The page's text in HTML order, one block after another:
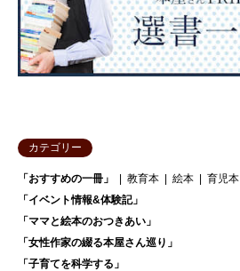
カテゴリー
「おすすめの一冊」 教育本 絵本
育児本
「イベント情報&体験記」
「ママと絵本のおつきあい」
「女性作家の綴る本屋さん巡り」
「子育てを科学する」